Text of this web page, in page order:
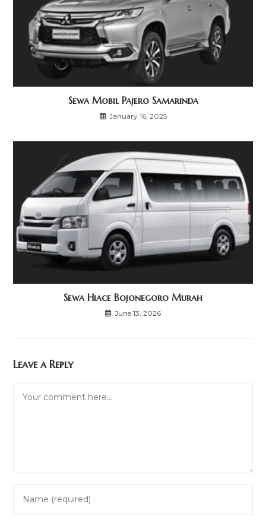
Sewa Mobil Pajero Samarinda
January 16, 2025
Sewa Hiace Bojonegoro Murah
June 13, 2026
Leave a Reply
your